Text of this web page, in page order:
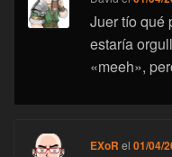
Juer tío qué
estaría
«meeh»,
EXoR el01/04/